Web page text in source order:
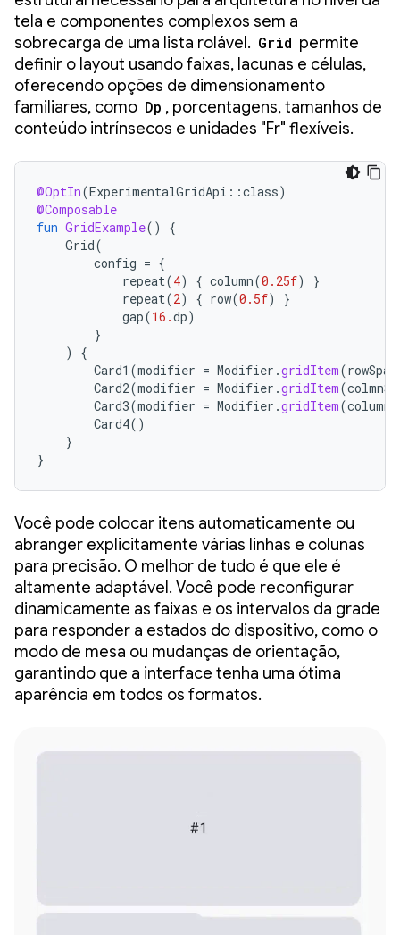
tela e componentes complexos sem a
sobrecarga de uma lista rolável. Grid permite
definir o layout usando faixas, lacunas e células,
oferecendo opções de dimensionamento
familiares, como Dp , porcentagens, tamanhos de
conteúdo intrínsecos e unidades "Fr" flexíveis.
@OptIn(ExperimentalGridApi ::class)
@Composable
fun GridExample()
{
Grid(
config = {
repeat(4) { column(0.25f)
}
repeat(2) { row(0.5f)
}
gap(16.dp)
}
)
{
Card1 (modifier = Modifier .gridItem(rowSpan
Card2(modifier = Modifier .gridItem(
Card3(modifier = Modifier .gridItem(
Card4()
}
}
Você pode colocar itens automaticamente ou
abranger explicitamente várias linhas e colunas
para precisão. O melhor de tudo é que ele é
altamente adaptável. Você pode reconfigurar
dinamicamente as faixas e os intervalos da grade
para responder a estados do dispositivo, como o
modo de mesa ou mudanças de orientação,
garantindo que a interface tenha uma ótima
aparência em todos os formatos.